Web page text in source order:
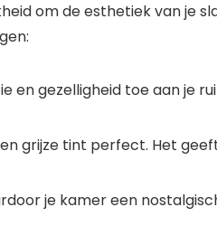
om de esthetiek van je
en gezelligheid toe aan je
grijze tint perfect. Het
je kamer een